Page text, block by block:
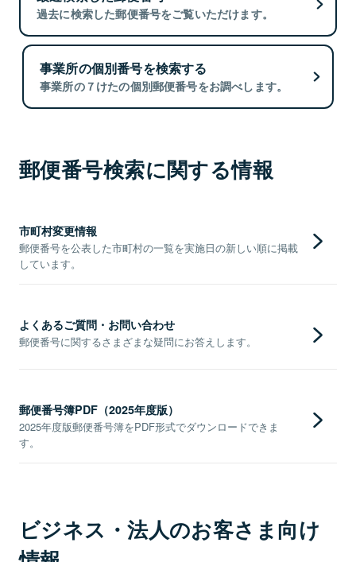
過去に検索した郵便番号をご覧いただけます。
事業所の個別番号を検索する
事業所の７けたの個別郵便番号をお調べします。
郵便番号検索に関する情報
市町村変更情報
郵便番号を公表した市町村の一覧を実施日の新しい順に掲載
しています。
よくあるご質問・お問い合わせ
郵便番号に関するさまざまな疑問にお答えします。
郵便番号簿PDF（2025年度版）
2025年度版郵便番号簿をPDF形式でダウンロードできま
す。
ビジネス・法人のお客さま向け